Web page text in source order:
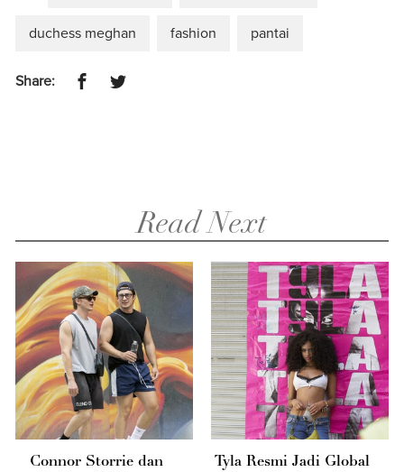
duchess meghan fashion pantai
Share:
Read Next
Connor Storrie dan
Tyla Resmi Jadi Global